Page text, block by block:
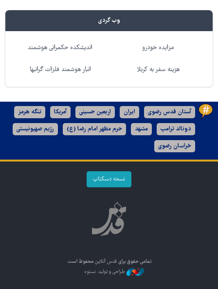
وب گردی
مزایده خودرو اندیشکده حکمرانی هوشمند
هزینه سفر به کربلا انبار هوشمند فلزات گرانبها
آستان قدس رضوی ایران اربعین حسینی آمریکا تنگه هرمز
دونالد ترامپ مشهد حرم مطهر امام رضا (ع) رژیم صهیونیستی
خراسان رضوی
نسخه دسکتاپ
تمامی حقوق برای قدس آنلاین محفوظ است.
طراحی و تولید: نستوه